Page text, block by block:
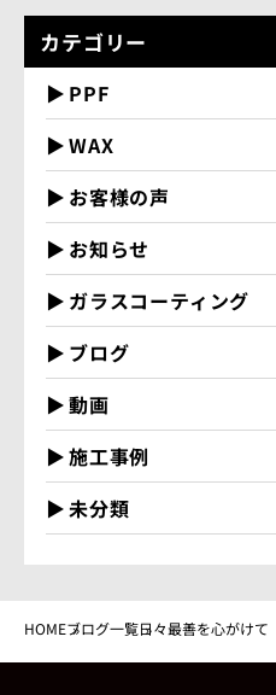
カテゴリー
PPF
WAX
お客様の声
お知らせ
ガラスコーティング
ブログ
動画
施工事例
未分類
HOMEブログ一覧日々最善を心がけて